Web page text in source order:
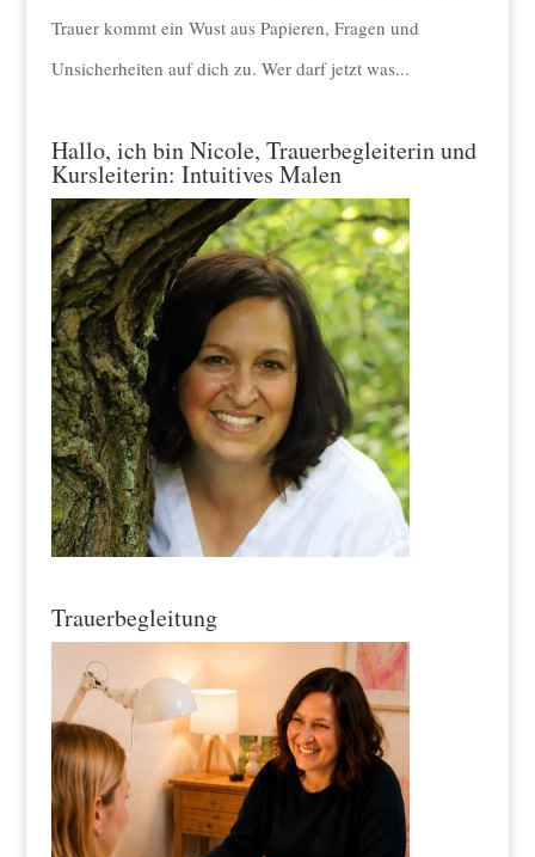
Trauer kommt ein Wust aus Papieren, Fragen und
Unsicherheiten auf dich zu. Wer darf jetzt was...
Hallo, ich bin Nicole, Trauerbegleiterin und
Kursleiterin: Intuitives Malen
Trauerbegleitung